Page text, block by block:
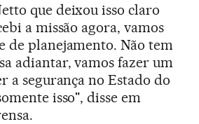
que deixou isso claro
a missão agora, vamos
de planejamento. Não tem
adiantar, vamos fazer um
a segurança no Estado do
isso", disse em